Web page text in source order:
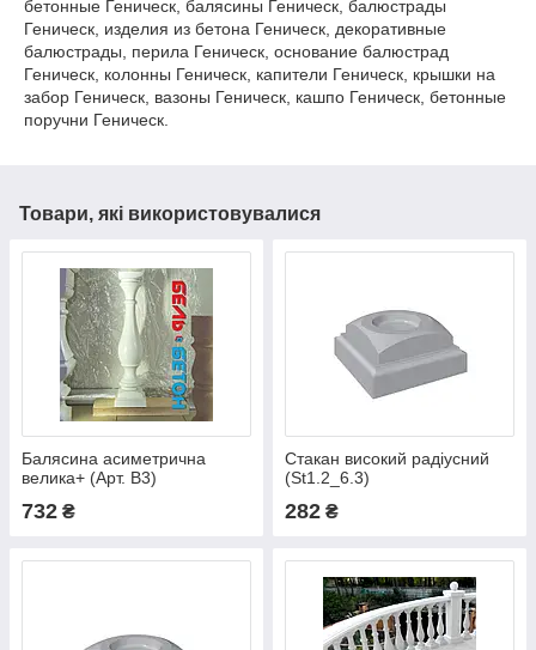
разных
бетонные Геническ, балясины Геническ, балюстрады
Геническ, изделия из бетона Геническ, декоративные
балюстрады, перила Геническ, основание балюстрад
Геническ, колонны Геническ, капители Геническ, крышки на
забор Геническ, вазоны Геническ, кашпо Геническ, бетонные
поручни Геническ.
Товари, які використовувалися
Балясина асиметрична
велика+ (Арт. B3)
732 ₴
Стакан високий радіусний
(St1.2_6.3)
282 ₴